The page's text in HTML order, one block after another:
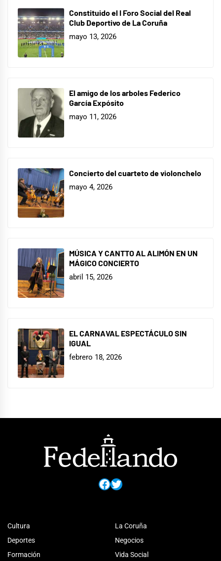
Constituido el I Foro Social del Real
Club Deportivo de La Coruña
mayo 13, 2026
El amigo de los arboles Federico
García Expósito
mayo 11, 2026
Concierto del cuarteto de violonchelo
mayo 4, 2026
MÚSICA Y CANTTO AL ALIMÓN EN UN
MÁGICO CONCIERTO
abril 15, 2026
EL CARNAVAL ESPECTÁCULO SIN
IGUAL
febrero 18, 2026
Facebook
Twitter
Cultura
Deportes
Formación
La Coruña
Negocios
Vida Social